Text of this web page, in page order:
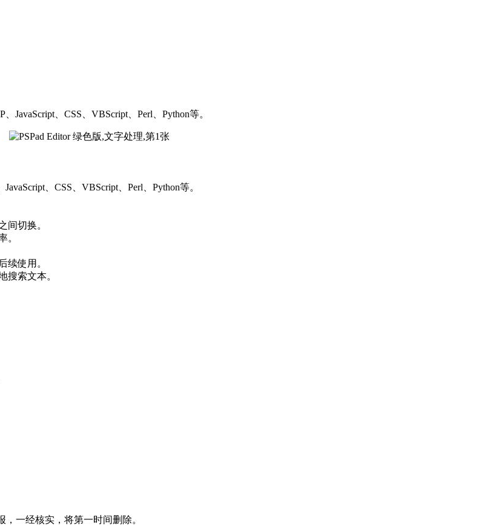
、CSS、VBScript、Perl、Python等。
、CSS、VBScript、Perl、Python等。
间切换。
。
续使用。
搜索文本。
一经核实，将第一时间删除。